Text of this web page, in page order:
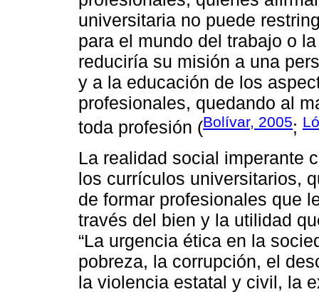
universitaria no puede
para el mundo del trabajo o
reduciría su misión a una
y a la educación de los
profesionales, quedando al
toda profesión (Bolívar, 2005;
La realidad social imperante
los currículos universitarios,
de formar profesionales que
través del bien y la utilidad
“La urgencia ética en la
pobreza, la corrupción, el
la violencia estatal y civil, la